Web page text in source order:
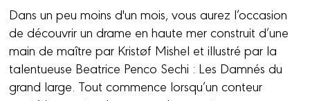
Dans un peu moins d'un mois, vous aurez l’occasion
de découvrir un drame en haute mer construit d’une
main de maître par Kristøf Mishel et illustré par la
talentueuse Beatrice Penco Sechi : Les Damnés du
grand large. Tout commence lorsqu’un conteur